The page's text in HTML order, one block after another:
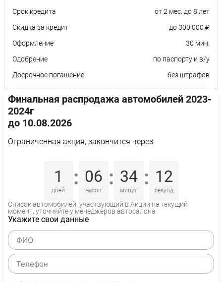
Срок кредита
от 2 мес. до 8 лет
Скидка за кредит
до 300 000 ₽
Оформление
30 мин.
Одобрение
по паспорту и в/у
Досрочное погашение
без штрафов
Финальная распродажа автомобилей 2023-
2024г
до 10.08.2026
Ограниченная акция, закончится через
1
дней
: 06
часов
: 34
минут
: 12
секунд
Список автомобилей, участвующий в Акции на текущий
момент, уточняйте у менеджеров автосалона
Укажите свои данные